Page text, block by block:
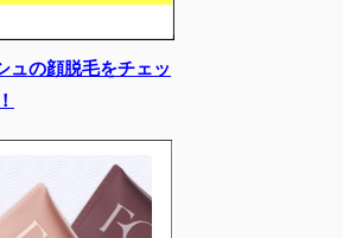
ュの顔脱毛をチェッ